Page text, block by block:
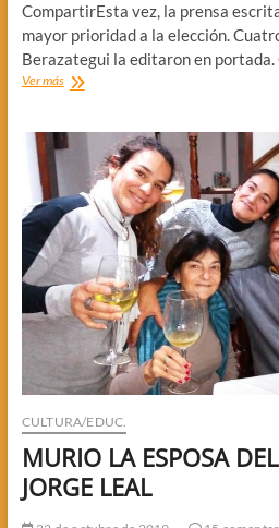
CompartirEsta vez, la prensa
mayor prioridad a la elección.
Berazategui la editaron en
Ver másLOS
DE
VEDA
ELECTORAL
CULTURA/EDUC.
MURIO LA ESPOSA
JORGE LEAL